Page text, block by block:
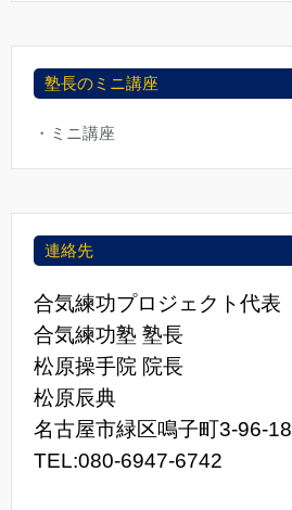
塾長のミニ講座
・ミニ講座
連絡先
合気練功プロジェクト代表
合気練功塾 塾長
松原操手院 院長
松原辰典
名古屋市緑区鳴子町3-96-18
TEL:080-6947-6742